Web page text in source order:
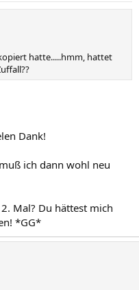
hatte.....hmm, hattet
Dank!
ich dann wohl neu
Mal? Du hättest mich
*GG*